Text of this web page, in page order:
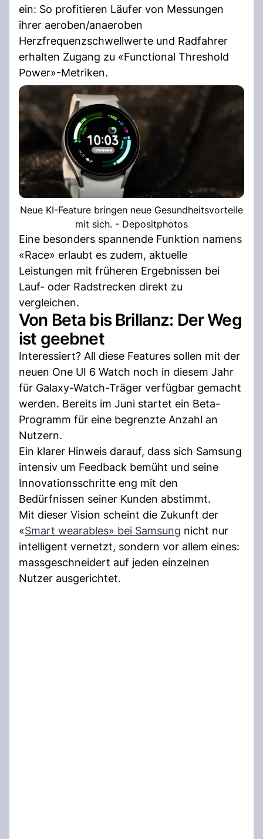
ein: So profitieren Läufer von Messungen
ihrer aeroben/anaeroben
Herzfrequenzschwellwerte und Radfahrer
erhalten Zugang zu «Functional Threshold
Power»-Metriken.
Neue KI-Feature bringen neue Gesundheitsvorteile
mit sich. - Depositphotos
Eine besonders spannende Funktion namens
«Race» erlaubt es zudem, aktuelle
Leistungen mit früheren Ergebnissen bei
Lauf- oder Radstrecken direkt zu
vergleichen.
Von Beta bis Brillanz: Der Weg
ist geebnet
Interessiert? All diese Features sollen mit der
neuen One UI 6 Watch noch in diesem Jahr
für Galaxy-Watch-Träger verfügbar gemacht
werden. Bereits im Juni startet ein Beta-
Programm für eine begrenzte Anzahl an
Nutzern.
Ein klarer Hinweis darauf, dass sich Samsung
intensiv um Feedback bemüht und seine
Innovationsschritte eng mit den
Bedürfnissen seiner Kunden abstimmt.
Mit dieser Vision scheint die Zukunft der
«Smart wearables» bei Samsung nicht nur
intelligent vernetzt, sondern vor allem eines:
massgeschneidert auf jeden einzelnen
Nutzer ausgerichtet.